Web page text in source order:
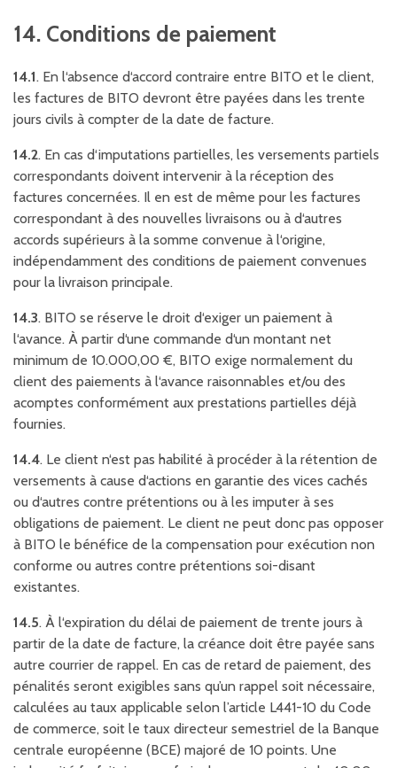
14. Conditions de paiement
14.1. En l‘absence d‘accord contraire entre BITO et le client,
les factures de BITO devront être payées dans les trente
jours civils à compter de la date de facture.
14.2. En cas d‘imputations partielles, les versements partiels
correspondants doivent intervenir à la réception des
factures concernées. Il en est de même pour les factures
correspondant à des nouvelles livraisons ou à d‘autres
accords supérieurs à la somme convenue à l‘origine,
indépendamment des conditions de paiement convenues
pour la livraison principale.
14.3. BITO se réserve le droit d‘exiger un paiement à
l‘avance. À partir d‘une commande d‘un montant net
minimum de 10.000,00 €, BITO exige normalement du
client des paiements à l‘avance raisonnables et/ou des
acomptes conformément aux prestations partielles déjà
fournies.
14.4. Le client n‘est pas habilité à procéder à la rétention de
versements à cause d‘actions en garantie des vices cachés
ou d‘autres contre prétentions ou à les imputer à ses
obligations de paiement. Le client ne peut donc pas opposer
à BITO le bénéfice de la compensation pour exécution non
conforme ou autres contre prétentions soi-disant
existantes.
14.5. À l‘expiration du délai de paiement de trente jours à
partir de la date de facture, la créance doit être payée sans
autre courrier de rappel. En cas de retard de paiement, des
pénalités seront exigibles sans qu’un rappel soit nécessaire,
calculées au taux applicable selon l’article L441-10 du Code
de commerce, soit le taux directeur semestriel de la Banque
centrale européenne (BCE) majoré de 10 points. Une